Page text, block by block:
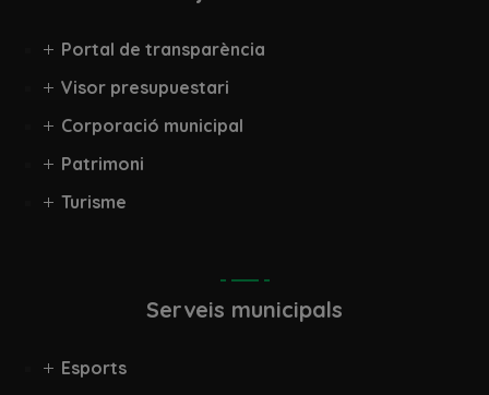
Portal de transparència
Visor presupuestari
Corporació municipal
Patrimoni
Turisme
Serveis municipals
Esports